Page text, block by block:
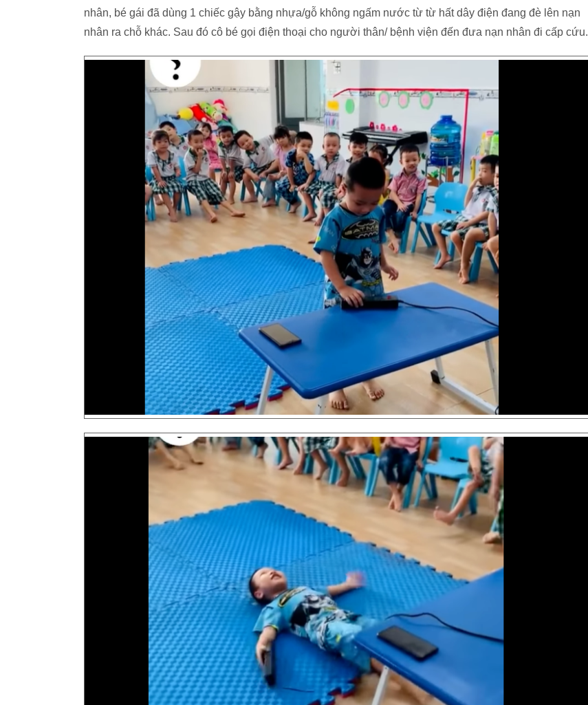
nhân, bé gái đã dùng 1 chiếc gậy bằng nhựa/gỗ không ngấm nước từ từ hất dây điện đang đè lên nạn
nhân ra chỗ khác. Sau đó cô bé gọi điện thoại cho người thân/ bệnh viện đến đưa nạn nhân đi cấp cứu.